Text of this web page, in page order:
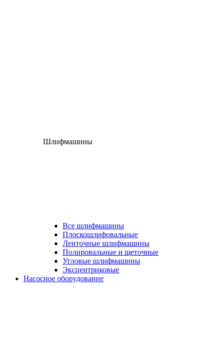
Шлифмашины
Все шлифмашины
Плоскошлифовальные
Ленточные шлифмашины
Полировальные и щеточные
Угловые шлифмашины
Эксцентриковые
Насосное оборудование